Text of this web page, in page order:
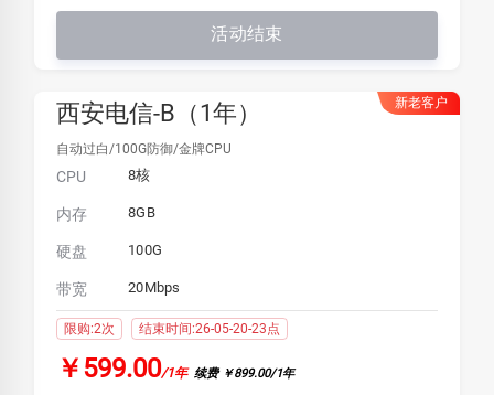
活动结束
新老客户
西安电信-B（1年）
自动过白/100G防御/金牌CPU
CPU 8核
内存 8GB
硬盘 100G
带宽 20Mbps
限购:2次 结束时间:26-05-20-23点
￥599.00/1年 续费 ￥899.00/1年